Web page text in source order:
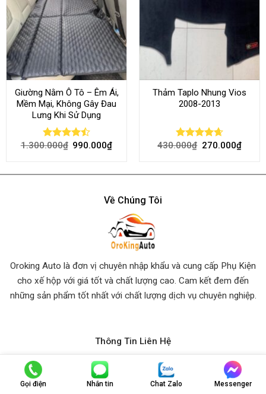
Giường Nằm Ô Tô – Êm Ái,
Mềm Mại, Không Gây Đau
Lưng Khi Sử Dụng
Rated
1.300.000₫ 990.000₫
Thảm Taplo Nhung Vios
2008-2013
Rated 4.64
430.000₫ 270.000₫
Về Chúng Tôi
Oroking Auto là đơn vị chuyên nhập khẩu và cung cấp Phụ Kiện
cho xế hộp với giá tốt và chất lượng cao. Cam kết đem đến
những sản phẩm tốt nhất với chất lượng dịch vụ chuyên nghiệp.
Thông Tin Liên Hệ
Trụ Sở Chính:
Số 903 Hoàng Trọng Mậu, P. Tân Hưng, Quận
7, Hồ Chí Minh.
Gọi điện Nhắn tin Chat Zalo Messenger